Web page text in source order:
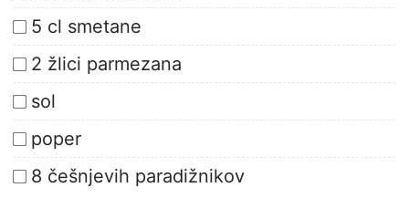
5 cl smetane
2 žlici parmezana
sol
poper
8 češnjevih paradižnikov